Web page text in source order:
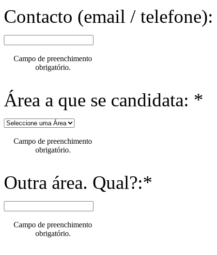
Contacto (email /
Campo de preenchimento
obrigatório.
Área a que se candidata: *
Campo de preenchimento
obrigatório.
Outra área. Qual?:*
Campo de preenchimento
obrigatório.